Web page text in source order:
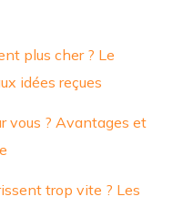
plus cher ? Le
idées reçues
vous ? Avantages et
trop vite ? Les